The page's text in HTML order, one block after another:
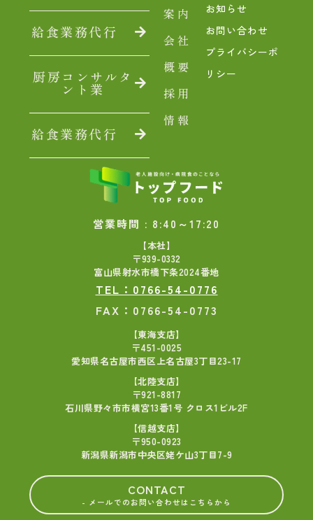
給食業務代行
厨房コンサルタ
ント業
給食業務代行
案内
会社
概要
採用
情報
お知らせ
お問い合わせ
プライバシーポ
リシー
営業時間 : 8:40～17:20
【本社】
〒939-0332
富山県射水市橋下条2024番地
TEL：0766-54-0776
FAX：0766-54-0773
【東海支店】
〒451-0025
愛知県名古屋市西区上名古屋3丁目23-17
【北陸支店】
〒921-8817
石川県野々市市横宮13番1号 クロス1ビル2F
【信越支店】
〒950-0923
新潟県新潟市中央区姥ケ山3丁目7-9
CONTACT
- メールでのお問い合わせはこちらから